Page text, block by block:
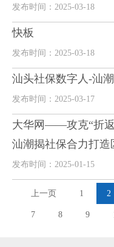
发布时间：2025-03-18
快板
发布时间：2025-03-18
汕头社保数字人-汕
发布时间：2025-03-17
大华网——攻克“折返
汕潮揭社保合力打
发布时间：2025-01-15
上一页 1 2
7 8 9